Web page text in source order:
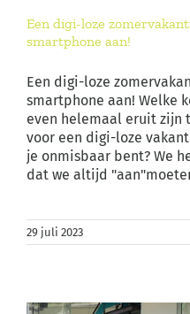
Een digi-loze
smartphone aan!
Een digi-loze
smartphone aan! Welke
even helemaal eruit zijn
voor een digi-loze
je onmisbaar bent? We
dat we altijd
29 juli 2023